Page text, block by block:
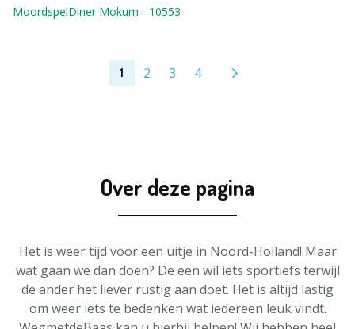
MoordspelDiner Mokum - 10553
1 2 3 4
Over deze pagina
Het is weer tijd voor een uitje in Noord-Holland! Maar
wat gaan we dan doen? De een wil iets sportiefs terwijl
de ander het liever rustig aan doet. Het is altijd lastig
om weer iets te bedenken wat iedereen leuk vindt.